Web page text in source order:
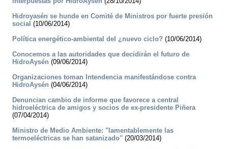
Hidroyasén se hunde en Comité de Ministros por fuerte presión
social (10/06/2014)
Política energético-ambiental del ¿nuevo ciclo? (10/06/2014)
Conocemos a las autoridades que decidirán el futuro de
HidroAysén (09/06/2014)
Organizaciones toman Intendencia manifestándose contra
HidroAysén (04/06/2014)
Denuncian cambio de informe que favorece a central
hidroeléctrica de amigos y socios de ex-presidente Piñera
(07/04/2014)
Ministro de Medio Ambiente: "lamentablemente las
termoeléctricas se han satanizado" (20/03/2014)